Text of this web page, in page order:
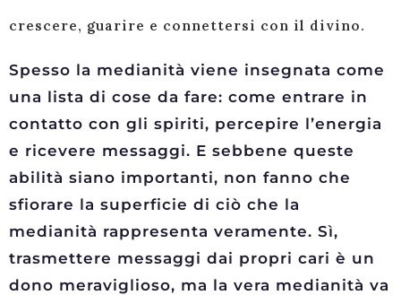
crescere, guarire e connettersi con il divino.
Spesso la medianità viene insegnata come
una lista di cose da fare: come entrare in
contatto con gli spiriti, percepire l’energia
e ricevere messaggi. E sebbene queste
abilità siano importanti, non fanno che
sfiorare la superficie di ciò che la
medianità rappresenta veramente. Sì,
trasmettere messaggi dai propri cari è un
dono meraviglioso, ma la vera medianità va